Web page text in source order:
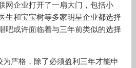
网企业打开了一扇大门，包括小
生和宝宝树等多家明星企业都选择
吧或许面临着与三年前类似的选择
严格，除了必须盈利三年才能申